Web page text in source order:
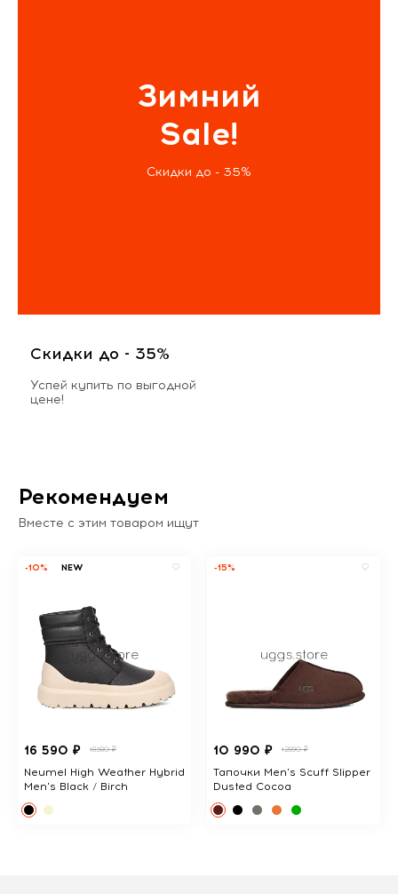
Зимний
Sale!
Скидки до - 35%
Скидки до - 35%
Успей купить по выгодной
цене!
Рекомендуем
Вместе с этим товаром ищут
-10% NEW
16 590 ₽ 18380 ₽
Neumel High Weather Hybrid
Men's Black / Birch
-15%
10 990 ₽ 12890 ₽
Тапочки Men's Scuff Slipper
Dusted Cocoa